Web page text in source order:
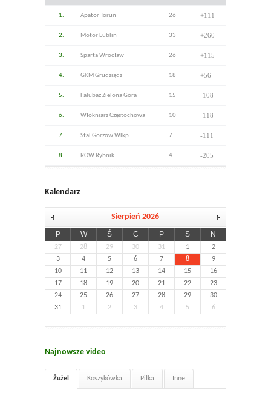
1. Apator Toruń 26 +111
2. Motor Lublin 33 +260
3. Sparta Wrocław 26 +115
4. GKM Grudziądz 18 +56
5. Falubaz Zielona Góra 15 -108
6. Włókniarz Częstochowa 10 -118
7. Stal Gorzów Wlkp. 7 -111
8. ROW Rybnik 4 -205
Kalendarz
Sierpień 2026
P W Ś C P S N
27 28 29 30 31 1
2
3
4 5 6 7 8
9
10
11 12 13 14 15
16
17
18 19 20 21 22
23
24
25 26 27 28 29
30
31
1 2 3 4 5 6
Najnowsze video
Żużel Koszykówka Piłka Inne